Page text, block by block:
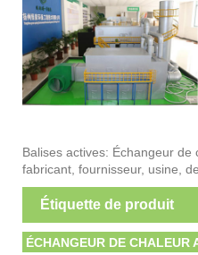
Balises actives: Échangeur de
fabricant, fournisseur, usine,
Étiquette de produit
ÉCHANGEUR DE CHALEUR